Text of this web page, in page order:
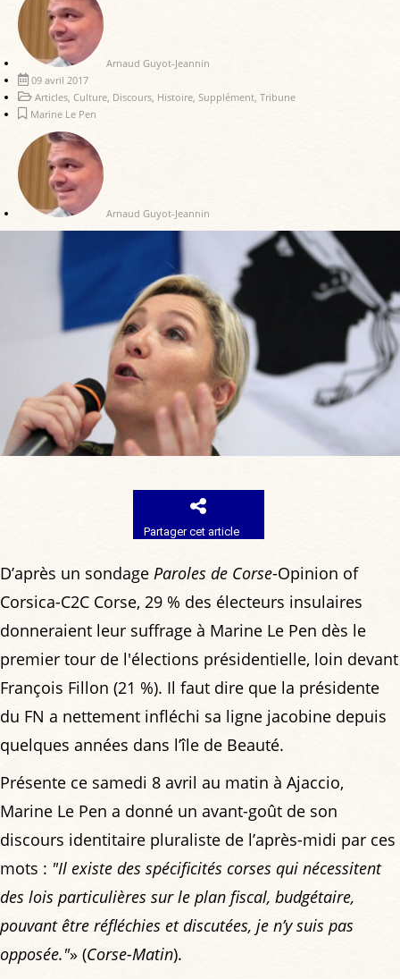
Arnaud Guyot-Jeannin
09 avril 2017
Articles, Culture, Discours, Histoire, Supplément, Tribune
Marine Le Pen
Arnaud Guyot-Jeannin
Partager cet article
D’après un sondage Paroles de Corse-Opinion of
Corsica-C2C Corse, 29 % des électeurs insulaires
donneraient leur suffrage à Marine Le Pen dès le
premier tour de l'élections présidentielle, loin devant
François Fillon (21 %). Il faut dire que la présidente
du FN a nettement infléchi sa ligne jacobine depuis
quelques années dans l’île de Beauté.
Présente ce samedi 8 avril au matin à Ajaccio,
Marine Le Pen a donné un avant-goût de son
discours identitaire pluraliste de l’après-midi par ces
mots : "Il existe des spécificités corses qui nécessitent
des lois particulières sur le plan fiscal, budgétaire,
pouvant être réfléchies et discutées, je n’y suis pas
opposée."» (Corse-Matin).